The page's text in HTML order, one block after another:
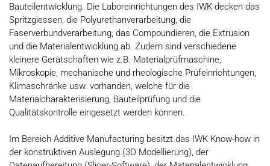
Bauteilentwicklung. Die Laboreinrichtungen des IWK decken das
Spritzgiessen, die Polyurethanverarbeitung, die
Faserverbundverarbeitung, das Compoundieren, die Extrusion
und die Materialentwicklung ab. Zudem sind verschiedene
kleinere Gerätschaften wie z.B. Materialprüfmaschine,
Mikroskopie, mechanische und rheologische Prüfeinrichtungen,
Klimaschränke usw. vorhanden, welche für die
Materialcharakterisierung, Bauteilprüfung und die
Qualitätskontrolle eingesetzt werden können.
Im Bereich Additive Manufacturing besitzt das IWK Know-how in
der konstruktiven Auslegung (3D Modellierung), der